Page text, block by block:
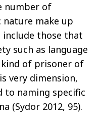
number of
nature make up
include those that
such as language
kind of prisoner of
very dimension,
to naming specific
(Sydor 2012, 95).